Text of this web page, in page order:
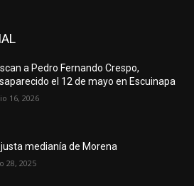
a Pedro Fernando Crespo,
el 12 de mayo en Escuinapa
16, 2026
justa medianía de Morena
28, 2025